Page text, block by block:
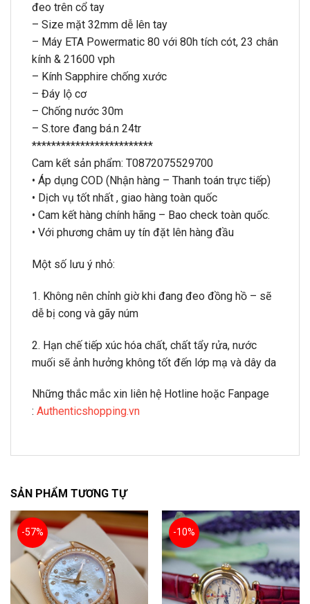
đeo trên cổ tay
– Size mặt 32mm dễ lên tay
– Máy ETA Powermatic 80 với 80h tích cót, 23 chân
kính & 21600 vph
– Kính Sapphire chống xước
– Đáy lộ cơ
– Chống nước 30m
– S.tore đang bá.n 24tr
*************************
Cam kết sản phẩm: T0872075529700
• Áp dụng COD (Nhận hàng – Thanh toán trực tiếp)
• Dịch vụ tốt nhất , giao hàng toàn quốc
• Cam kết hàng chính hãng – Bao check toàn quốc.
• Với phương châm uy tín đặt lên hàng đầu
Một số lưu ý nhỏ:
1. Không nên chỉnh giờ khi đang đeo đồng hồ – sẽ
dễ bị cong và gãy núm
2. Hạn chế tiếp xúc hóa chất, chất tẩy rửa, nước
muối sẽ ảnh hưởng không tốt đến lớp mạ và dây da
Những thắc mắc xin liên hệ Hotline hoặc Fanpage
: Authenticshopping.vn
SẢN PHẨM TƯƠNG TỰ
-57% -10%